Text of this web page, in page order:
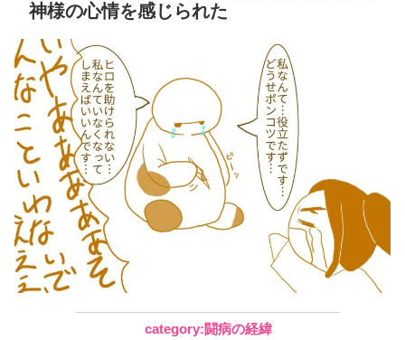
神様の心情を感じられた
闘病の経緯